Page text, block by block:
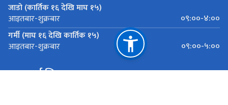
जाडो (कार्तिक १६ देखि माघ १५)
आइतबार-शुक्रबार
०९:००-४:००
गर्मी (माघ १६ देखि कार्तिक १५)
आइतबार-शुक्रबार ०९:००-५:००
महत्त्वपूर्ण लिङ्कहरू